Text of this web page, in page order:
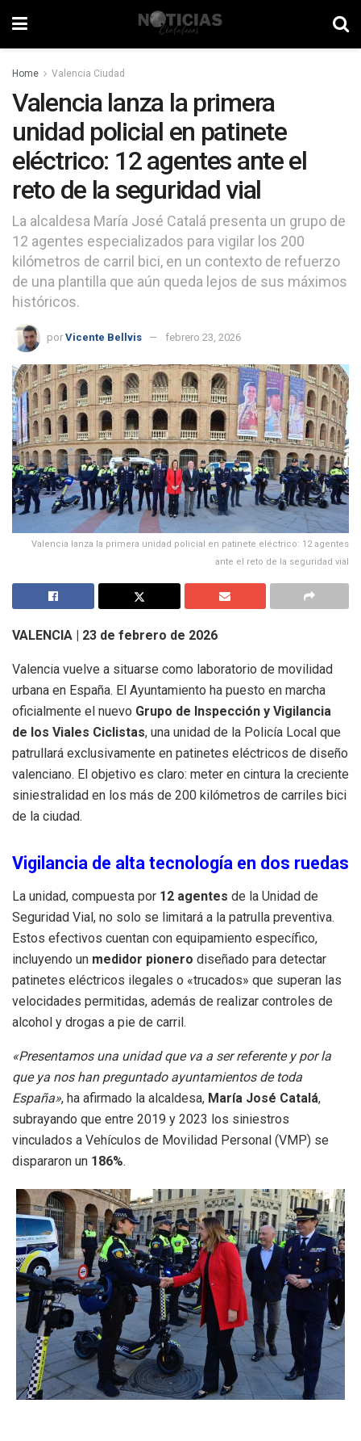
Home Valencia Ciudad
Valencia lanza la primera
unidad policial en patinete
eléctrico: 12 agentes ante el
reto de la seguridad vial
La alcaldesa María José Catalá presenta un grupo de
12 agentes especializados para vigilar los 200
kilómetros de carril bici, en un contexto de refuerzo
de una plantilla que aún queda lejos de sus máximos
históricos.
por Vicente Bellvis febrero 23, 2026
Valencia lanza la primera unidad policial en patinete eléctrico: 12 agentes
ante el reto de la seguridad vial
VALENCIA | 23 de febrero de 2026
Valencia vuelve a situarse como laboratorio de movilidad
urbana en España. El Ayuntamiento ha puesto en marcha
oficialmente el nuevo Grupo de Inspección y Vigilancia
de los Viales Ciclistas, una unidad de la Policía Local que
patrullará exclusivamente en patinetes eléctricos de diseño
valenciano. El objetivo es claro: meter en cintura la creciente
siniestralidad en los más de 200 kilómetros de carriles bici
de la ciudad.
Vigilancia de alta tecnología en dos ruedas
La unidad, compuesta por 12 agentes de la Unidad de
Seguridad Vial, no solo se limitará a la patrulla preventiva.
Estos efectivos cuentan con equipamiento específico,
incluyendo un medidor pionero diseñado para detectar
patinetes eléctricos ilegales o «trucados» que superan las
velocidades permitidas, además de realizar controles de
alcohol y drogas a pie de carril.
«Presentamos una unidad que va a ser referente y por la
que ya nos han preguntado ayuntamientos de toda
España», ha afirmado la alcaldesa, María José Catalá,
subrayando que entre 2019 y 2023 los siniestros
vinculados a Vehículos de Movilidad Personal (VMP) se
dispararon un 186%.